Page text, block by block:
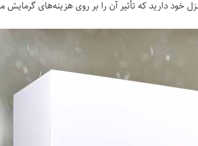
خود دارید که تأثیر آن را بر روی هزینه‌های گرمایش